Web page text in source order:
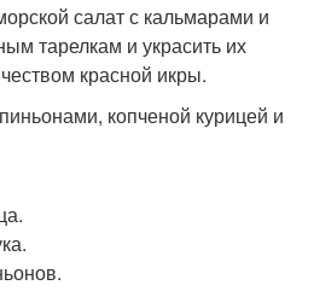
салат с кальмарами и
тарелкам и украсить их
красной икры.
копченой курицей и